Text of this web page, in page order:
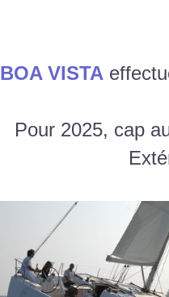
BOA VISTA
Pour 2025, cap